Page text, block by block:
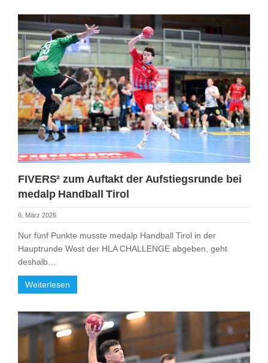
FIVERS² zum Auftakt der Aufstiegsrunde bei
medalp Handball Tirol
6. März 2026
Nur fünf Punkte musste medalp Handball Tirol in der
Hauptrunde West der HLA CHALLENGE abgeben, geht
deshalb…
Weiterlesen